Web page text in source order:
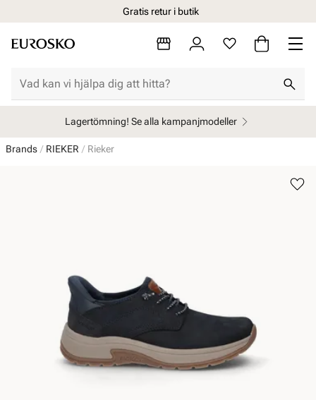
Gratis retur i butik
Lagertömning! Se alla kampanjmodeller
Brands RIEKER Rieker